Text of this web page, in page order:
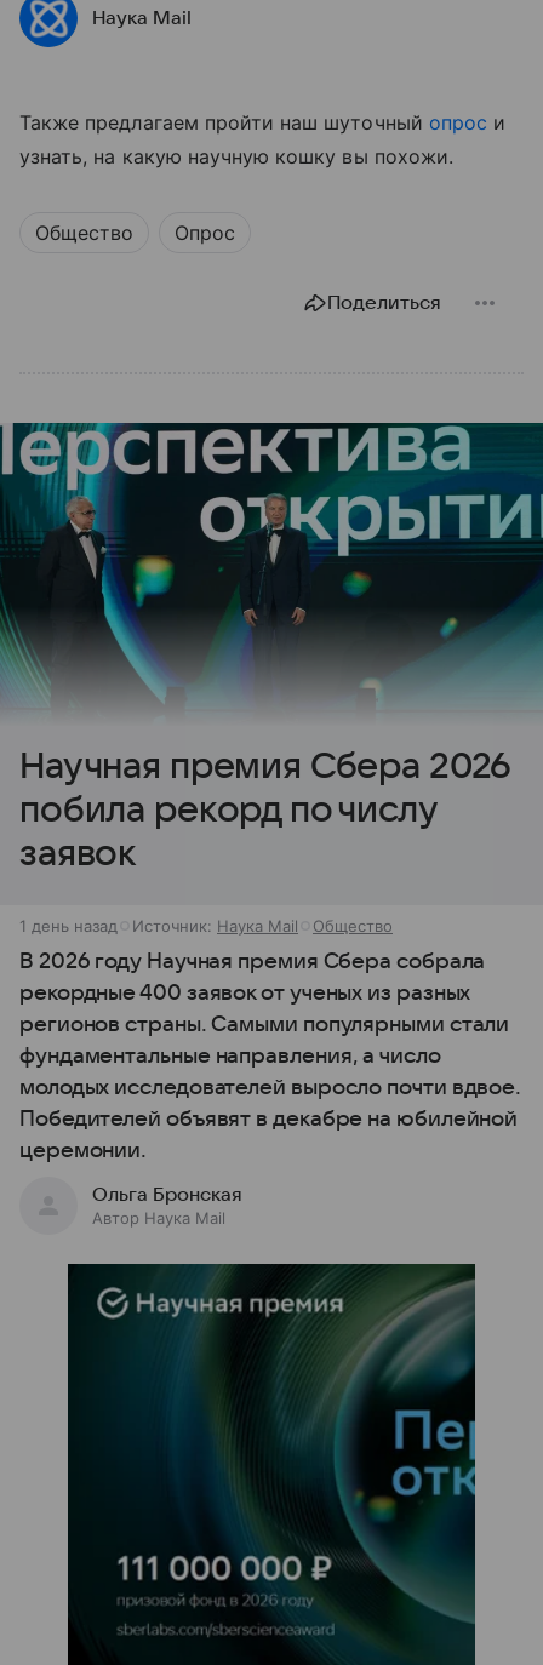
Наука Mail
Также предлагаем пройти наш шуточный опрос и
узнать, на какую научную кошку вы похожи.
Общество Опрос
Поделиться
Научная премия Сбера 2026
побила рекорд по числу
заявок
1 день назад Источник: Наука Mail Общество
В 2026 году Научная премия Сбера собрала
рекордные 400 заявок от ученых из разных
регионов страны. Самыми популярными стали
фундаментальные направления, а число
молодых исследователей выросло почти вдвое.
Победителей объявят в декабре на юбилейной
церемонии.
Ольга Бронская
Автор Наука Mail